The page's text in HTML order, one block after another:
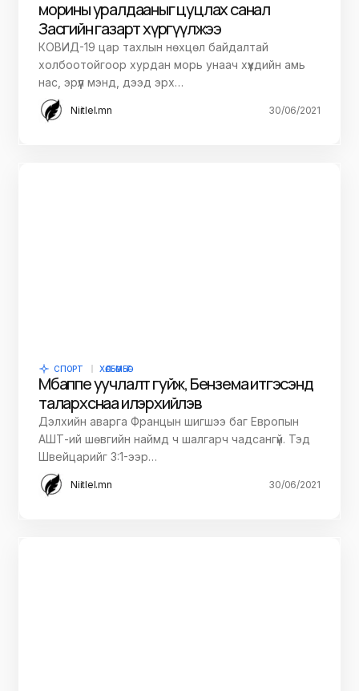
морины уралдааныг цуцлах санал
Засгийн газарт хүргүүлжээ
КОВИД-19 цар тахлын нөхцөл байдалтай
холбоотойгоор хурдан морь унаач хүүхдийн амь
нас, эрүүл мэнд, дээд эрх…
Niitlel.mn 30/06/2021
СПОРТ ХӨЛБӨМБӨГ
Мбаппе уучлалт гуйж, Бензема итгэсэнд
талархснаа илэрхийлэв
Дэлхийн аварга Францын шигшээ баг Европын
АШТ-ий шөвгийн наймд ч шалгарч чадсангүй. Тэд
Швейцарийг 3:1-ээр…
Niitlel.mn 30/06/2021